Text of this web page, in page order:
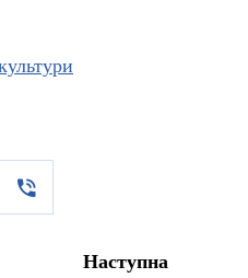
Наступна